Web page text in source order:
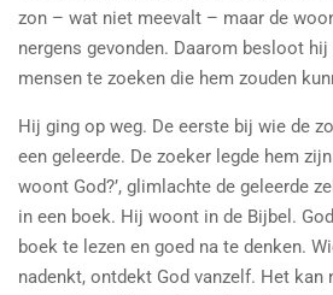
zon – wat niet meevalt – maar de
nergens gevonden. Daarom besloot
mensen te zoeken die hem zouden
Hij ging op weg. De eerste bij wie de
een geleerde. De zoeker legde hem zijn
woont God?’, glimlachte de geleerde
in een boek. Hij woont in de Bijbel.
boek te lezen en goed na te denken.
nadenkt, ontdekt God vanzelf. Het kan